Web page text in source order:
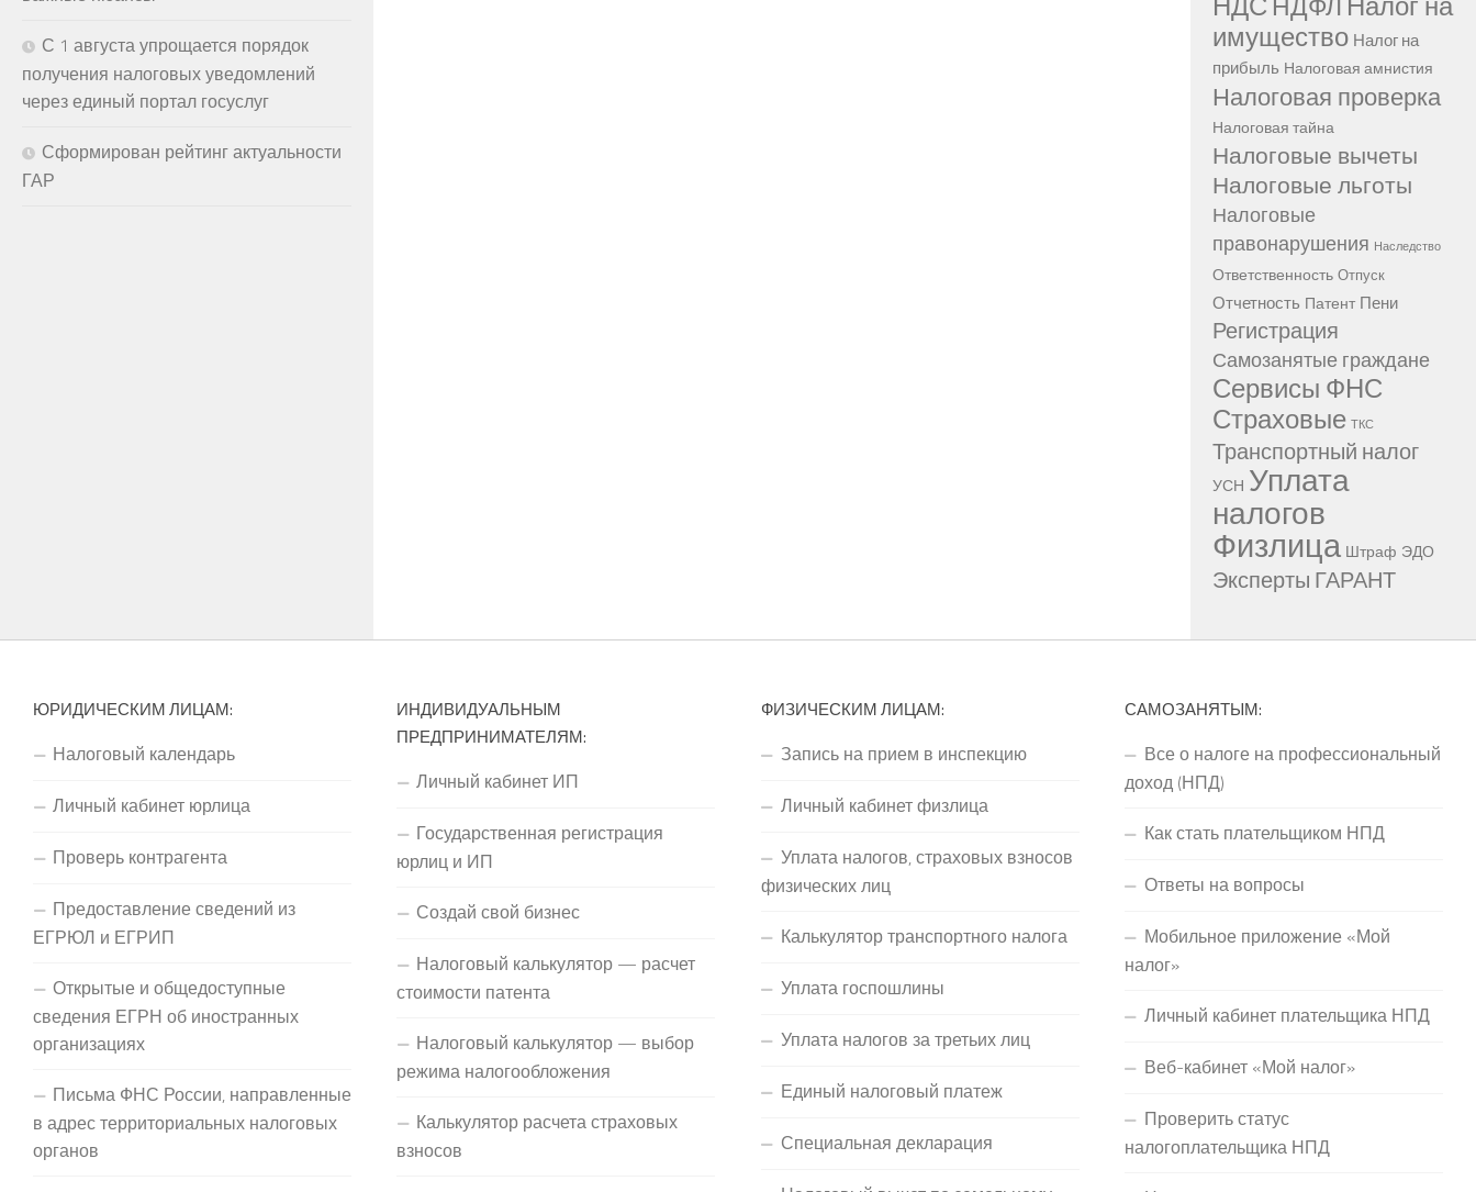
С 1 августа упрощается порядок
получения налоговых уведомлений
через единый портал госуслуг
Сформирован рейтинг актуальности
ГАР
имущество Налог на
прибыль Налоговая амнистия
Налоговая проверка
Налоговая тайна
Налоговые вычеты
Налоговые льготы
Налоговые
правонарушения Наследство
Ответственность Отпуск
Отчетность Патент Пени
Регистрация
Самозанятые граждане
Сервисы ФНС
Страховые ТКС
Транспортный налог
УСН Уплата
налогов
Физлица Штраф ЭДО
Эксперты ГАРАНТ
ЮРИДИЧЕСКИМ ЛИЦАМ:
Налоговый календарь
Личный кабинет юрлица
Проверь контрагента
Предоставление сведений из
ЕГРЮЛ и ЕГРИП
Открытые и общедоступные
сведения ЕГРН об иностранных
организациях
Письма ФНС России, направленные
в адрес территориальных налоговых
органов
ИНДИВИДУАЛЬНЫМ
ПРЕДПРИНИМАТЕЛЯМ:
Личный кабинет ИП
Государственная регистрация
юрлиц и ИП
Создай свой бизнес
Налоговый калькулятор — расчет
стоимости патента
Налоговый калькулятор — выбор
режима налогообложения
Калькулятор расчета страховых
взносов
ФИЗИЧЕСКИМ ЛИЦАМ:
Запись на прием в инспекцию
Личный кабинет физлица
Уплата налогов, страховых взносов
физических лиц
Калькулятор транспортного налога
Уплата госпошлины
Уплата налогов за третьих лиц
Единый налоговый платеж
Специальная декларация
САМОЗАНЯТЫМ:
Все о налоге на профессиональный
доход (НПД)
Как стать плательщиком НПД
Ответы на вопросы
Мобильное приложение «Мой
налог»
Личный кабинет плательщика НПД
Веб-кабинет «Мой налог»
Проверить статус
налогоплательщика НПД